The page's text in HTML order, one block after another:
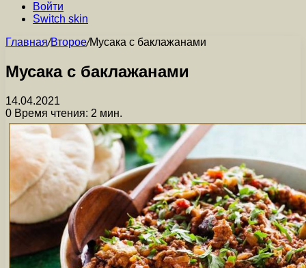
Войти
Switch skin
Главная/Второе/Мусака с баклажанами
Мусака с баклажанами
14.04.2021
0 Время чтения: 2 мин.